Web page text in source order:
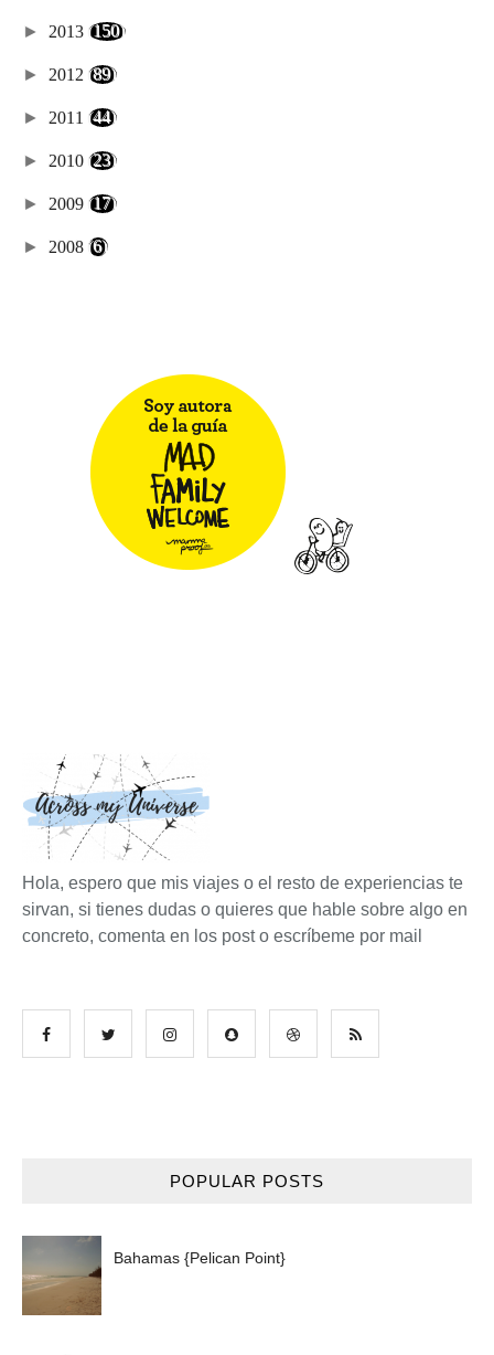
► 2013 (150)
► 2012 (89)
► 2011 (44)
► 2010 (23)
► 2009 (17)
► 2008 (6)
Hola, espero que mis viajes o el resto de experiencias te
sirvan, si tienes dudas o quieres que hable sobre algo en
concreto, comenta en los post o escríbeme por mail
POPULAR POSTS
Bahamas {Pelican Point}